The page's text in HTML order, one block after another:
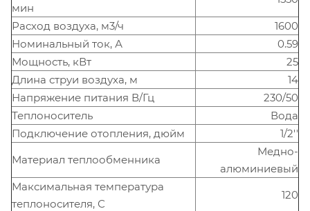
мин
Расход воздуха, м3/ч
1600
Номинальный ток, А
0.59
Мощность, кВт
25
Длина струи воздуха, м
14
Напряжение питания В/Гц
230/50
Теплоноситель
Вода
Подключение отопления, дюйм
1/2''
Материал теплообменника
Медно-
алюминиевый
Максимальная температура
теплоносителя, С
120